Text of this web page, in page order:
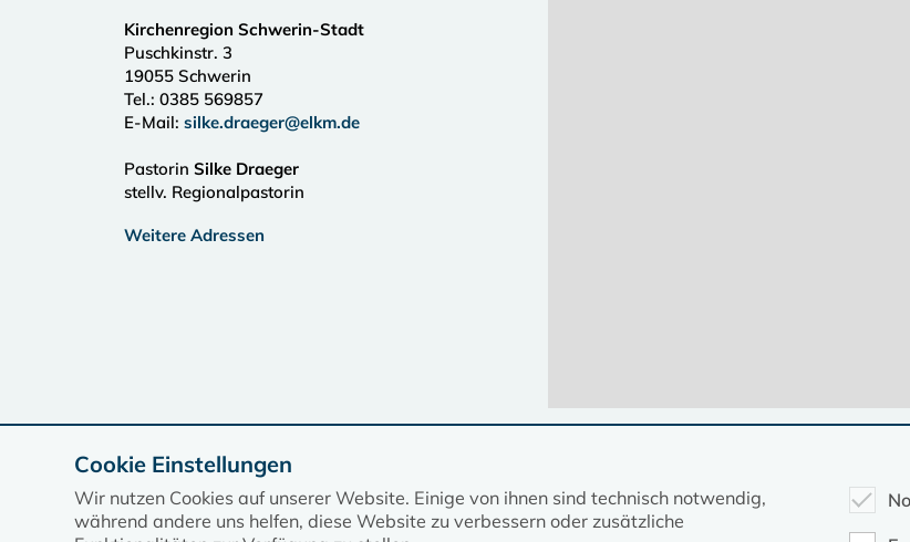
Kirchenregion Schwerin-Stadt
Puschkinstr. 3
19055 Schwerin
Tel.: 0385 569857
E-Mail: silke.draeger@elkm.de
Pastorin Silke Draeger
stellv. Regionalpastorin
Weitere Adressen
Diese Seite gehört zum Portal
kirche-mv.de
Evangelische Kirche in Mecklenburg-
Cookie Einstellungen
Wir nutzen Cookies auf unserer Website. Einige von ihnen sind technisch notwendig,
während andere uns helfen, diese Website zu verbessern oder zusätzliche